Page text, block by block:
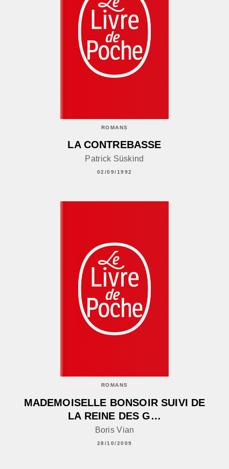
ROMANS
LA CONTREBASSE
Patrick Süskind
02/09/1992
ROMANS
MADEMOISELLE BONSOIR SUIVI DE
LA REINE DES G…
Boris Vian
28/10/2009